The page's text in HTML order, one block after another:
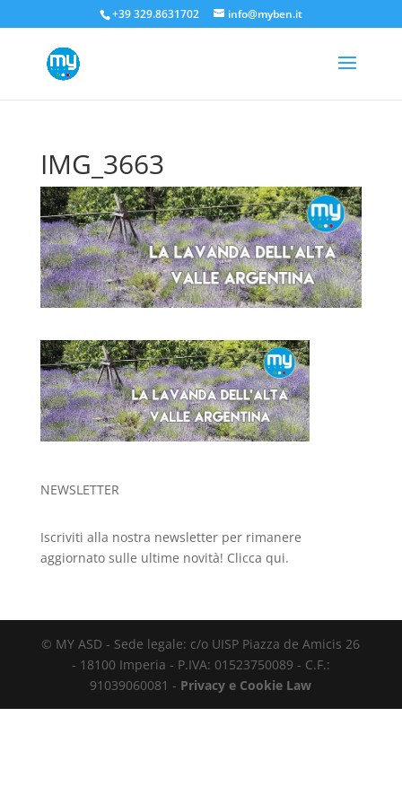
+39 329.8631702 info@myben.it
IMG_3663
NEWSLETTER
Iscriviti alla nostra newsletter per rimanere
aggiornato sulle ultime novità! Clicca qui.
© MY ASD - Sede legale: c/o UISP Piazza de Amicis 26
- 18100 Imperia - P.IVA: 01523750089 - C.F.:
91039060081 - Privacy e Cookie Law